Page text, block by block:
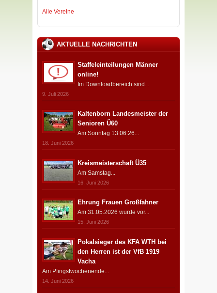
Alle Vereine
AKTUELLE NACHRICHTEN
Staffeleinteilungen Männer
online!
Im Downloadbereich sind...
9. Juli 2026
Kaltenborn Landesmeister der
Senioren Ü60
Am Sonntag 13.06.26...
18. Juni 2026
Kreismeisterschaft Ü35
Am Samstag...
16. Juni 2026
Ehrung Frauen Großfahner
Am 31.05.2026 wurde vor...
15. Juni 2026
Pokalsieger des KFA WTH bei
den Herren ist der VfB 1919
Vacha
Am Pfingstwochenende...
14. Juni 2026